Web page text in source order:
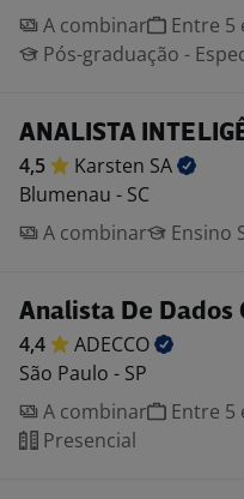
A combinar
Entre 5
Pós-graduação -
ANALISTA
4,5 Karsten SA
Blumenau - SC
A combinar
Ensino
Analista De Dados
4,4
ADECCO
São Paulo - SP
A combinar
Entre 5
Presencial